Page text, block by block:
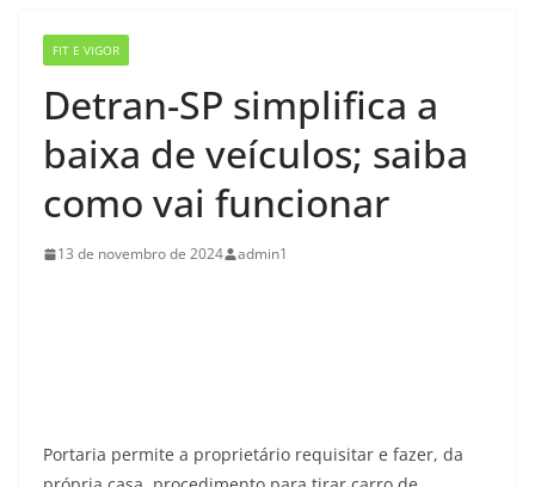
FIT E VIGOR
Detran-SP simplifica a
baixa de veículos; saiba
como vai funcionar
13 de novembro de 2024 admin1
Portaria permite a proprietário requisitar e fazer, da